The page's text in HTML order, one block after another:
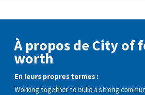
À propos de City of
worth
En leurs propres termes :
Working together to build a strong